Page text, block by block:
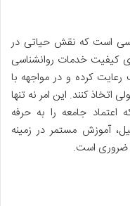
است که نقش حیاتی در
کیفیت خدمات روانشناسی
رعایت کرده و در مواجهه با
کنند. این امر نه تنها
اعتماد جامعه را به حرفه
آموزش مستمر در زمینه
ضروری است.